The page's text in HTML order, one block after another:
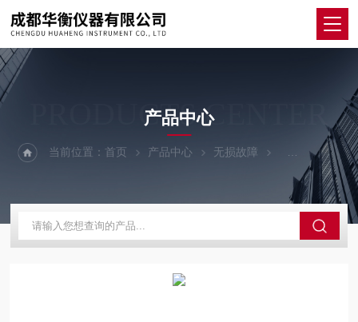
PRODUCTS CENTER
产品中心
当前位置：首页 产品中心 无损故障 地下管道检漏仪